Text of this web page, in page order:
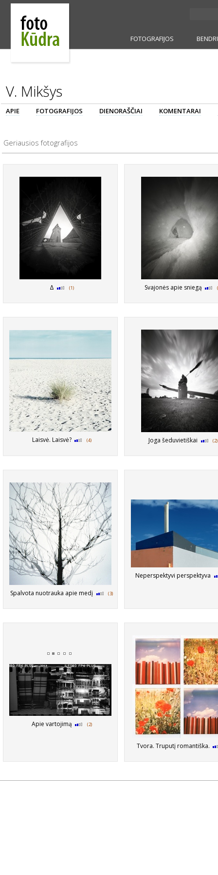
FOTOGRAFIJOS
V. Mikšys
APIE FOTOGRAFIJOS DIENORAŠČIAI KOMENTARAI
Geriausios fotografijos
Δ (1) Svajonės apie sniegą
Laisvė. Laisvė? (4) Joga šeduvietiškai (2)
Spalvota nuotrauka apie medį (3)
Neperspektyvi perspektyva
Apie vartojimą (2)
Tvora. Truputį romantiška.